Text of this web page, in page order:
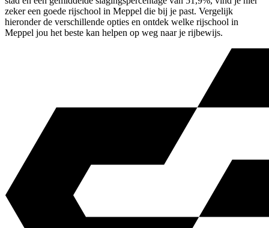
zeker een goede rijschool in Meppel die bij je past. Vergelijk
hieronder de verschillende opties en ontdek welke rijschool in
Meppel jou het beste kan helpen op weg naar je rijbewijs.